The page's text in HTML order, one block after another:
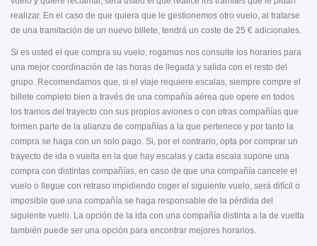
realizar. En el caso de que quiera que le gestionemos otro vuelo, al tratarse
de una tramitación de un nuevo billete, tendrá un coste de 25 € adicionales.
Si es usted el que compra su vuelo, rogamos nos consulte los horarios para
una mejor coordinación de las horas de llegada y salida con el resto del
grupo. Recomendamos que, si el viaje requiere escalas, siempre compre el
billete completo bien a través de una compañía aérea que opere en todos
los tramos del trayecto con sus propios aviones o con otras compañías que
formen parte de la alianza de compañías a la que pertenece y por tanto la
compra se haga con un solo pago. Si, por el contrario, opta por comprar un
trayecto de ida o vuelta en la que hay escalas y cada escala supone una
compra con distintas compañías, en caso de que una compañía cancele el
vuelo o llegue con retraso impidiendo coger el siguiente vuelo, será difícil o
imposible que una compañía se haga responsable de la pérdida del
siguiente vuelo. La opción de la ida con una compañía distinta a la de vuelta
también puede ser una opción para encontrar mejores horarios.